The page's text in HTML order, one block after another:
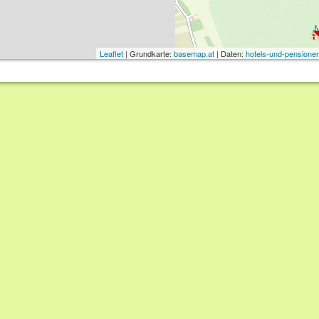
Leaflet | Grundkarte:basemap.at | Daten:hotels-und-